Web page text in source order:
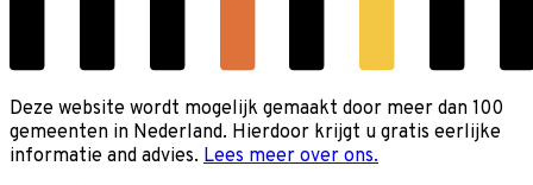
Deze website wordt mogelijk gemaakt door meer dan 100
gemeenten in Nederland. Hierdoor krijgt u gratis eerlijke
informatie and advies. Lees meer over ons.